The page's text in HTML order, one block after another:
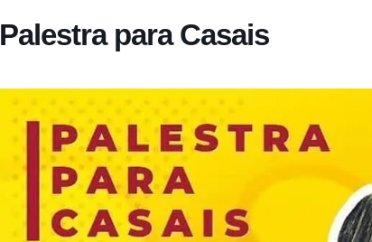
Palestra para Casais